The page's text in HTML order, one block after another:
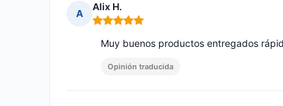
A
Alix H.
Nota: 5 de 5
Muy buenos productos entregados
Opinión traducida